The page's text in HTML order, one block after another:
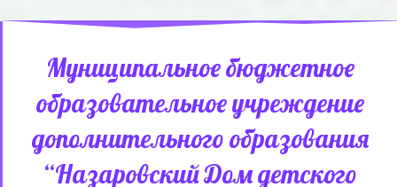
Муниципальное бюджетное
образовательное учреждение
дополнительного образования
“Назаровский Дом детского